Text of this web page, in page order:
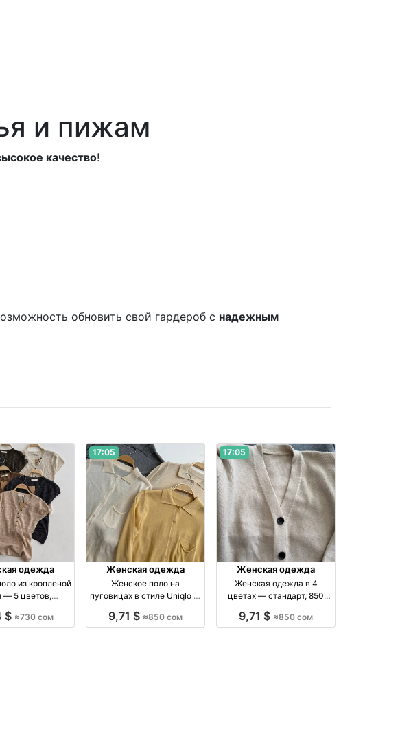
и пижам
качество!
обновить свой гардероб с надежным
одежда
из кропленой
— 5 цветов,
Киргизия
$ ≈730 сом
17:05
Женская одежда
Женское поло на
пуговицах в стиле Uniqlo —
производство Киргизия
9,71 $ ≈850 сом
17:05
Женская одежда
Женская одежда в 4
цветах — стандарт, 850
Kyrgyzstan
9,71 $ ≈850 сом